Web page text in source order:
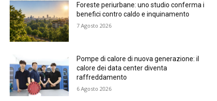
Foreste periurbane: uno studio conferma i
benefici contro caldo e inquinamento
7 Agosto 2026
Pompe di calore di nuova generazione: il
calore dei data center diventa
raffreddamento
6 Agosto 2026